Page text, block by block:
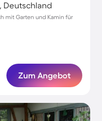
Deutschland
mit Garten und Kamin für
Zum Angebot